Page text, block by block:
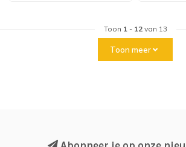
Toon 1 - 12van 13
Toon meer